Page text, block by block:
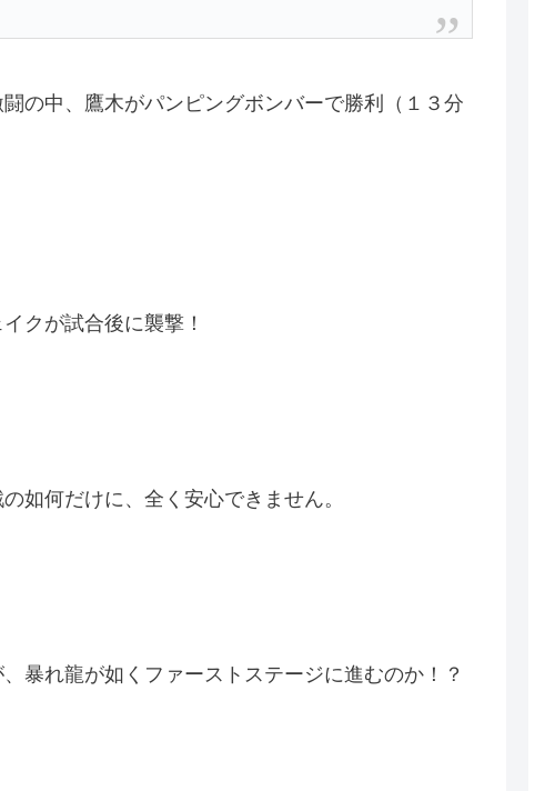
の中、鷹木がパンピングボンバーで勝利（１３分
クが試合後に襲撃！
如何だけに、全く安心できません。
暴れ龍が如くファーストステージに進むのか！？